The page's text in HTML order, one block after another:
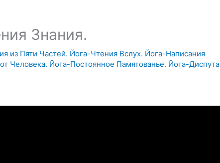
Знания.
из Пяти Частей. Йога-Чтения Вслух. Йога-Написания
Человека. Йога-Постоянное Памятованье. Йога-Диспута